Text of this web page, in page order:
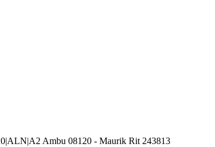
Ambu 08120 - Maurik Rit 243813